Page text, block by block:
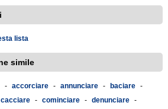
lista
simile
- accorciare - annunciare - baciare -
cacciare - cominciare - denunciare -